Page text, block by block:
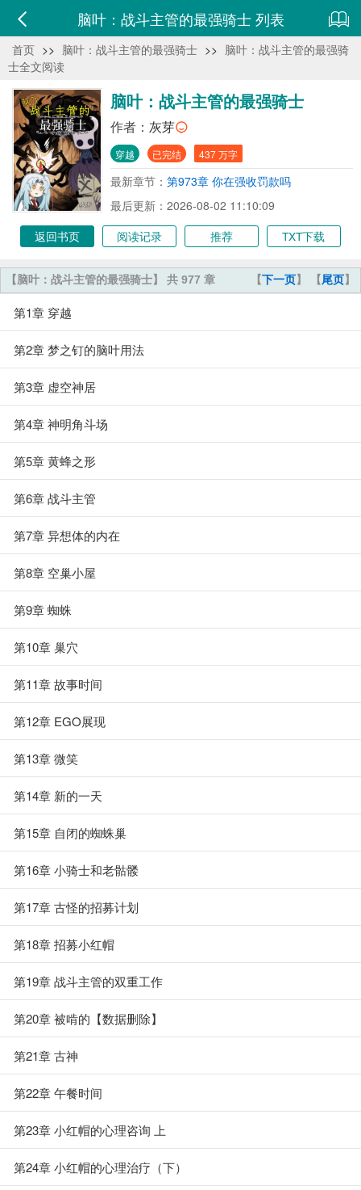
脑叶：战斗主管的最强骑士 列表
首页 >> 脑叶：战斗主管的最强骑士 >> 脑叶：战斗主管的最强骑
士全文阅读
脑叶：战斗主管的最强骑士
作者： 灰芽
穿越 已完结 437 万字
最新章节： 第973章 你在强收罚款吗
最后更新：2026-08-02 11:10:09
返回书页
阅读记录 推荐 TXT下载
【下一页】 【尾页】
【脑叶：战斗主管的最强骑士】 共 977 章
第1章 穿越
第2章 梦之钉的脑叶用法
第3章 虚空神居
第4章 神明角斗场
第5章 黄蜂之形
第6章 战斗主管
第7章 异想体的内在
第8章 空巢小屋
第9章 蜘蛛
第10章 巢穴
第11章 故事时间
第12章 EGO展现
第13章 微笑
第14章 新的一天
第15章 自闭的蜘蛛巢
第16章 小骑士和老骷髅
第17章 古怪的招募计划
第18章 招募小红帽
第19章 战斗主管的双重工作
第20章 被啃的【数据删除】
第21章 古神
第22章 午餐时间
第23章 小红帽的心理咨询 上
第24章 小红帽的心理治疗（下）